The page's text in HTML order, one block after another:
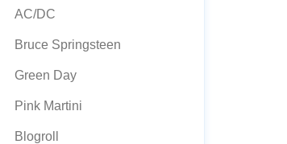
AC/DC
Bruce Springsteen
Green Day
Pink Martini
Blogroll